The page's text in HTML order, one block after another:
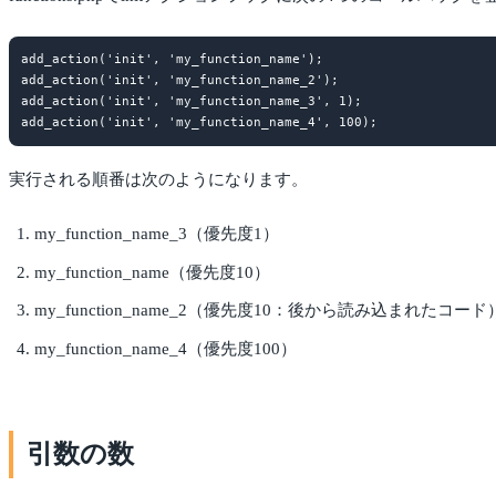
add_action('init', 'my_function_name');
add_action('init', 'my_function_name_2');
add_action('init', 'my_function_name_3', 1);
実行される順番は次のようになります。
my_function_name_3（優先度1）
my_function_name（優先度10）
my_function_name_2（優先度10：後から読み込まれたコード
my_function_name_4（優先度100）
引数の数